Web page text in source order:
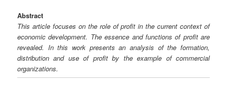
Abstract
This article focuses on the role of profit in the current context of
economic development. The essence and functions of profit are
revealed. In this work presents an analysis of the formation,
distribution and use of profit by the example of commercial
organizations.